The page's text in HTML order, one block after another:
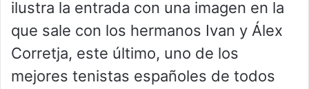
ilustra la entrada con una imagen en la
que sale con los hermanos Ivan y Álex
Corretja, este último, uno de los
mejores tenistas españoles de todos